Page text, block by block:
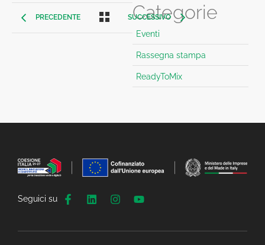
PRECEDENTE SUCCESSIVO
Categorie
Eventi
Rassegna stampa
ReadyToMix
Seguici su